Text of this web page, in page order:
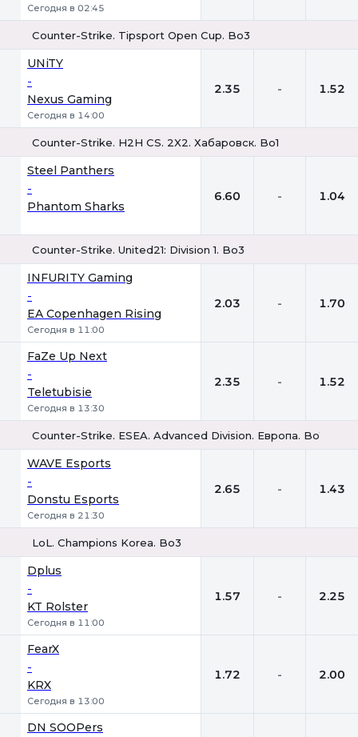
Сегодня в 02:45
Counter-Strike. Tipsport Open Cup. Bo3
UNiTY
-
Nexus Gaming
Сегодня в 14:00
2.35 - 1.52
Counter-Strike. H2H CS. 2X2. Хабаровск. Bo1
Steel Panthers
-
Phantom Sharks
6.60 - 1.04
Counter-Strike. United21: Division 1. Bo3
INFURITY Gaming
-
EA Copenhagen Rising
Сегодня в 11:00
2.03 - 1.70
FaZe Up Next
-
Teletubisie
Сегодня в 13:30
2.35 - 1.52
Counter-Strike. ESEA. Advanced Division. Европа. Bo1
WAVE Esports
-
Donstu Esports
Сегодня в 21:30
2.65 - 1.43
LoL. Champions Korea. Bo3
Dplus
-
KT Rolster
Сегодня в 11:00
1.57 - 2.25
FearX
-
KRX
Сегодня в 13:00
1.72 - 2.00
DN SOOPers